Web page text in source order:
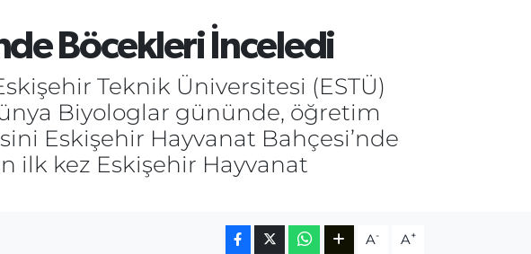
Böcekleri İnceledi
Teknik Üniversitesi (ESTÜ)
Biyologlar gününde, öğretim
Eskişehir Hayvanat Bahçesi’nde
ilk kez Eskişehir Hayvanat
A- A+